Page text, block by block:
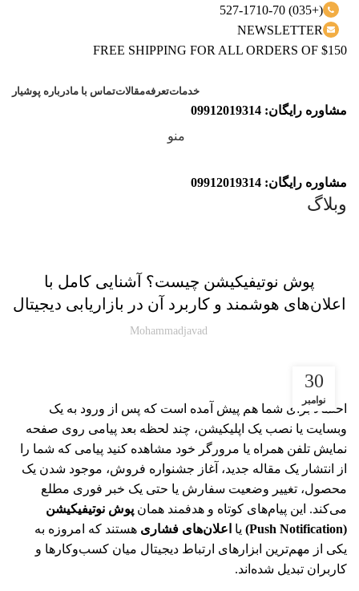
(+035) 527-1710-70
NEWSLETTER
FREE SHIPPING FOR ALL ORDERS OF $150
خدماتتعرفهمقالاتتماس با مادرباره پوشیار
مشاوره رایگان: 09912019314
منو
مشاوره رایگان: 09912019314
وبلاگ
پوش نوتیفیکیشن چیست؟ آشنایی کامل با
اعلان‌های هوشمند و کاربرد آن در بازاریابی دیجیتال
Mohammadjavad
30
نوامبر
احتمالا برای شما هم پیش آمده است که پس از ورود به یک
وبسایت یا نصب یک اپلیکیشن، چند لحظه بعد پیامی روی صفحه
نمایش تلفن همراه یا مرورگر خود مشاهده کنید پیامی که شما را
از انتشار یک مقاله جدید، آغاز جشنواره فروش، موجود شدن یک
محصول، تغییر وضعیت سفارش یا حتی یک خبر فوری مطلع
می‌کند. این پیام‌های کوتاه و هدفمند همان پوش نوتیفیکیشن
(Push Notification)
یا اعلان‌های فشاری هستند که امروزه به
یکی از مهم‌ترین ابزارهای ارتباط دیجیتال میان کسب‌وکارها و
کاربران تبدیل شده‌اند.